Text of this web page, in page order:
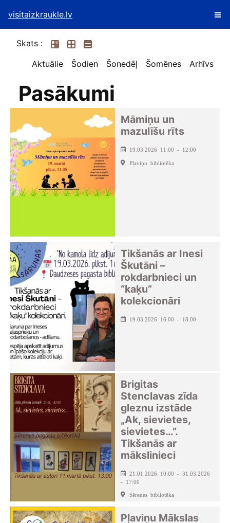
visitaizkraukle.lv
Skats :
Aktuālie
Šodien Šonedēļ Šomēnes Arhīvs
Pasākumi
Māmiņu un
mazulīšu rīts
19.03.2026 11:00 - 12:00
Pļaviņu bibliotēka
Tikšanās ar Inesi
Škutāni –
rokdarbnieci un
“kaķu”
kolekcionāri
19.03.2026 16:00 - 18:00
Brigitas
Stenclavas zīda
gleznu izstāde
„Ak, sievietes,
sievietes…”.
Tikšanās ar
mākslinieci
21.01.2026 10:00 - 31.03.2026
- 17:00
Sērenes bibliotēka
Pļaviņu Mākslas